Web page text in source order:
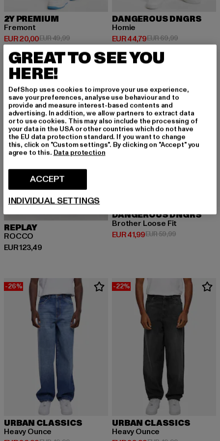
2Y PREMIUM
Fremont
EUR 20,00
Huidige prijs: EUR 20,00
EUR 49,99Actieprijs: EUR 49,99
DANGEROUS DNGRS
Homie
EUR 44,79
Huidige prijs: EUR 44,79
EUR 69,99Actieprijs:
NIEUW
REPLAY
ROCCO
EUR 123,49
Huidige prijs: EUR 123,49
DANGEROUS DNGRS
Brother Loose Fit
EUR 41,99
Huidige prijs: EUR 41,99
EUR 59,99Actieprijs:
-26%
URBAN CLASSICS
Heavy Ounce
-22%
URBAN CLASSICS
Heavy Ounce
GREAT TO SEE YOU
HERE!
DefShop uses cookies to improve your use experience,
save your preferences, analyse use behaviour and to
provide and measure interest-based contents and
advertising. In addition, we allow partners to extract data
or to use cookies. This may also include the processing of
your data in the USA or other countries which do not have
the EU data protection standard. If you want to change
this, click on "Custom settings". By clicking on "Accept" you
agree to this. Data protection
ACCEPT
INDIVIDUAL SETTINGS